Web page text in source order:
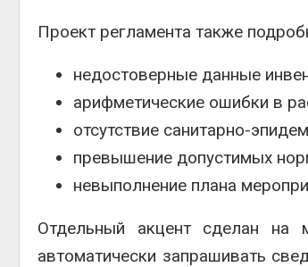
Проект регламента также
недостоверные данные
арифметические ошибки в
отсутствие санитарно-
превышение допустимых
невыполнение плана
Отдельный акцент сделан на
автоматически запрашивать